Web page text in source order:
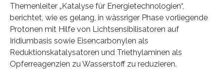
Themenleiter „Katalyse für Energietechnologien“,
berichtet, wie es gelang, in wässriger Phase vorliegende
Protonen mit Hilfe von Lichtsensibilisatoren auf
Iridiumbasis sowie Eisencarbonylen als
Reduktionskatalysatoren und Triethylaminen als
Opferreagenzien zu Wasserstoff zu reduzieren.